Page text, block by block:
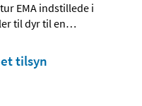
EMA indstillede i
til dyr til en…
tilsyn